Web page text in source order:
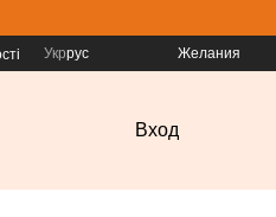
Укррус Желания
Вход